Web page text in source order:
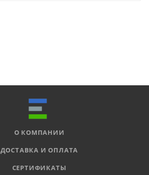
О КОМПАНИИ
ДОСТАВКА И ОПЛАТА
СЕРТИФИКАТЫ